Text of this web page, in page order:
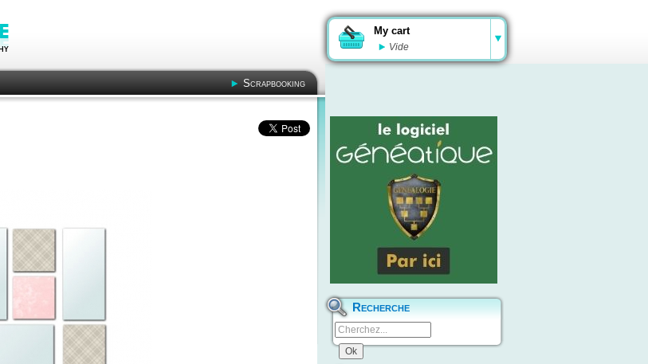
My cart
Vide
Scrapbooking
Recherche